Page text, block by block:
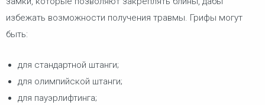
избежать возможности получения травмы. Грифы могут
быть:
для стандартной штанги;
для олимпийской штанги;
для пауэрлифтинга;